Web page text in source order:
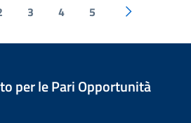
3 4 5
per le Pari Opportunità